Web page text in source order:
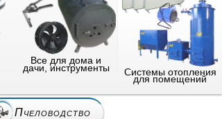
Все для дома и
дачи, инструменты Системы отопления
для помещений
Пчеловодство